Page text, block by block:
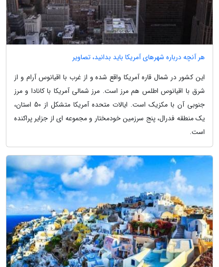
هر آنچه درباره شهرهای آمریکا باید بدانید، تصاویر
این کشور در شمال قاره آمریکا واقع شده و از غرب با اقیانوس آرام و از
شرق با اقیانوس اطلس هم مرز است. مرز شمالی آمریکا با کانادا و مرز
جنوبی آن با مکزیک است. ایالات متحده آمریکا متشکل از 50 استان،
یک منطقه فدرال، پنج سرزمین خودمختار و مجموعه ای از جزایر پراکنده
است.